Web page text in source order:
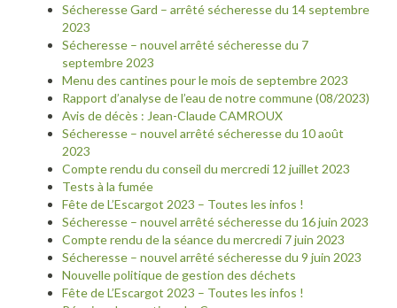
Sécheresse Gard – arrêté sécheresse du 14 septembre
2023
Sécheresse – nouvel arrêté sécheresse du 7
septembre 2023
Menu des cantines pour le mois de septembre 2023
Rapport d’analyse de l’eau de notre commune (08/2023)
Avis de décès : Jean-Claude CAMROUX
Sécheresse – nouvel arrêté sécheresse du 10 août
2023
Compte rendu du conseil du mercredi 12 juillet 2023
Tests à la fumée
Fête de L’Escargot 2023 – Toutes les infos !
Sécheresse – nouvel arrêté sécheresse du 16 juin 2023
Compte rendu de la séance du mercredi 7 juin 2023
Sécheresse – nouvel arrêté sécheresse du 9 juin 2023
Nouvelle politique de gestion des déchets
Fête de L’Escargot 2023 – Toutes les infos !